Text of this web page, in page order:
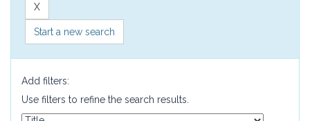
Start a new search
Add filters:
Use filters to refine the search results.